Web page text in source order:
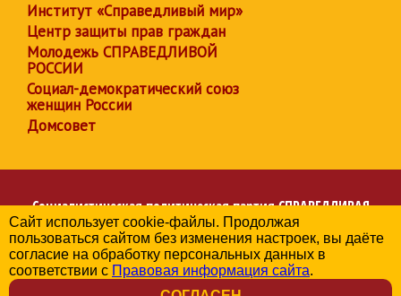
Институт «Справедливый мир»
Центр защиты прав граждан
Молодежь СПРАВЕДЛИВОЙ
РОССИИ
Социал-демократический союз
женщин России
Домсовет
Социалистическая политическая партияСПРАВЕДЛИВАЯ
РОССИЯ
Региональное отделение партии в Белгородской области
© 2006-2026
Политика в отношении обработки персональных данных
Сайт использует cookie-файлы. Продолжая
пользоваться сайтом без изменения настроек, вы даёте
согласие на обработку персональных данных в
соответствии с Правовая информация сайта.